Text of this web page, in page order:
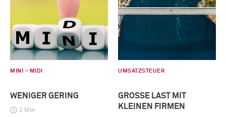
MINI – MIDI
WENIGER GERING
2 Min
UMSATZSTEUER
GROSSE LAST MIT K
LEINEN FIRMEN